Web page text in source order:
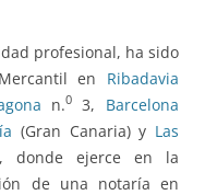
profesional, ha sido
en Ribadavia
n.0 3, Barcelona
(Gran Canaria) y Las
donde ejerce en la
de una notaría en